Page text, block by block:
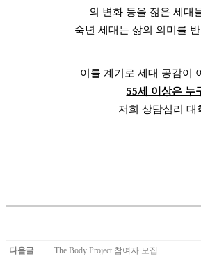
의 변화 등을 젊은 세대
숙년 세대는 삶의 의미를
이를 계기로 세대 공감이
55세 이상은 누
저희 상담심리
다음글
The Body Project 참여자 모집